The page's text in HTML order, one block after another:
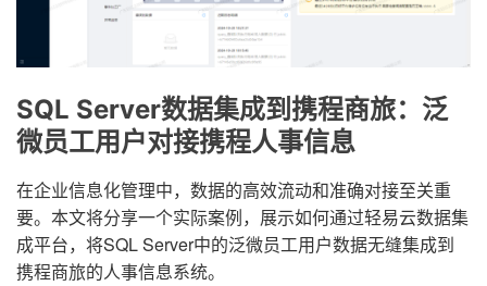
SQL Server数据集成到携程商旅：泛
微员工用户对接携程人事信息
在企业信息化管理中，数据的高效流动和准确对接至关重
要。本文将分享一个实际案例，展示如何通过轻易云数据集
成平台，将SQL Server中的泛微员工用户数据无缝集成到
携程商旅的人事信息系统。